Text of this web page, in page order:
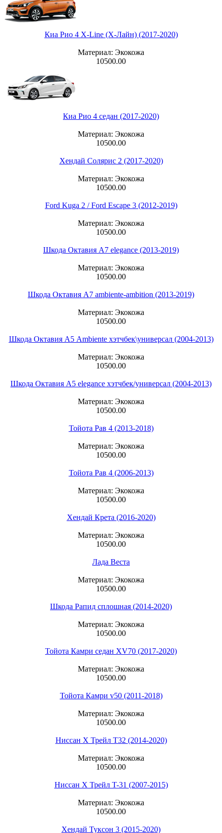
Киа Рио 4 X-Line (Х-Лайн) (2017-2020)
Материал: Экокожа
10500.00
Киа Рио 4 седан (2017-2020)
Материал: Экокожа
10500.00
Хендай Солярис 2 (2017-2020)
Материал: Экокожа
10500.00
Ford Kuga 2 / Ford Escape 3 (2012-2019)
Материал: Экокожа
10500.00
Шкода Октавия А7 elegance (2013-2019)
Материал: Экокожа
10500.00
Шкода Октавия А7 ambiente-ambition (2013-2019)
Материал: Экокожа
10500.00
Шкода Октавия А5 Ambiente хэтчбек\универсал (2004-2013)
Материал: Экокожа
10500.00
Шкода Октавия А5 elegance хэтчбек/универсал (2004-2013)
Материал: Экокожа
10500.00
Тойота Рав 4 (2013-2018)
Материал: Экокожа
10500.00
Тойота Рав 4 (2006-2013)
Материал: Экокожа
10500.00
Хендай Крета (2016-2020)
Материал: Экокожа
10500.00
Лада Веста
Материал: Экокожа
10500.00
Шкода Рапид сплошная (2014-2020)
Материал: Экокожа
10500.00
Тойота Камри седан XV70 (2017-2020)
Материал: Экокожа
10500.00
Тойота Камри v50 (2011-2018)
Материал: Экокожа
10500.00
Ниссан Х Трейл T32 (2014-2020)
Материал: Экокожа
10500.00
Ниссан Х Трейл T-31 (2007-2015)
Материал: Экокожа
10500.00
Хендай Туксон 3 (2015-2020)